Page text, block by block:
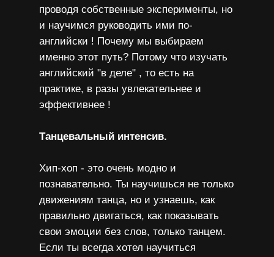
проводя собственные эксперименты, но
и научимся руководить ими по-
английски ! Почему мы выбираем
именно этот путь? Потому что изучать
английский "в деле" , то есть на
практике, в разы увлекательнее и
эффективнее !
Танцевальный интенсив.
Хип-хоп - это очень модно и
познавательно. Ты научишься не только
движениям танца, но и узнаешь, как
правильно двигаться, как показывать
свои эмоции без слов, только танцем.
Если ты всегда хотел научиться